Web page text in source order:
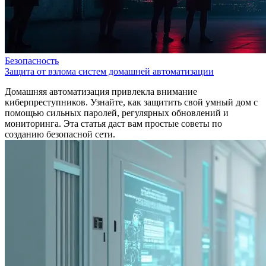
Безопасность
Защита от взлома систем домашней автоматизации
Домашняя автоматизация привлекла внимание
киберпреступников. Узнайте, как защитить свой умный дом с
помощью сильных паролей, регулярных обновлений и
мониторинга. Эта статья даст вам простые советы по
созданию безопасной сети.